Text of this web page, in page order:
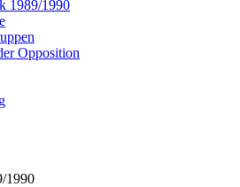
1989/1990
Opposition
1990